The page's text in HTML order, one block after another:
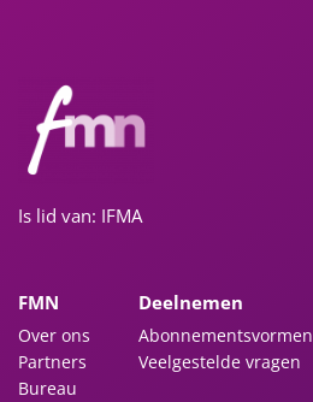
Is lid van: IFMA
FMN
Over ons
Partners
Bureau
Deelnemen
Abonnementsvormen
Veelgestelde vragen